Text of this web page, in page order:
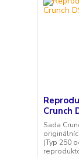
Crunch
Sada
(Typ 250